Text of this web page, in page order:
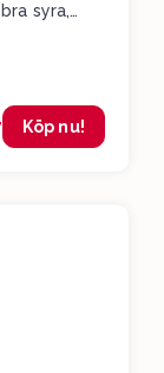
syra,
Köp nu!